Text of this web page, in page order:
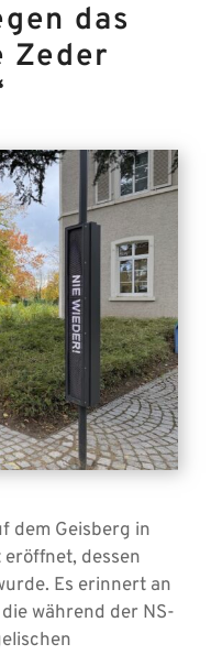
das
Zeder
dem Geisberg in
dessen
Es erinnert an
während der NS-